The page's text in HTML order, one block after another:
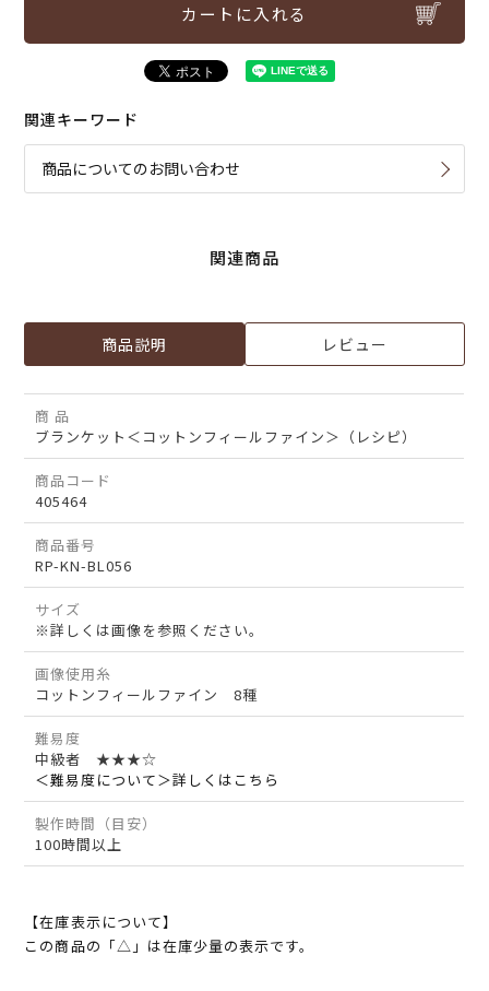
カートに入れる
関連キーワード
商品についてのお問い合わせ
関連商品
商品説明 レビュー
商 品
ブランケット＜コットンフィールファイン＞（レシピ）
商品コード
405464
商品番号
RP-KN-BL056
サイズ
※詳しくは画像を参照ください。
画像使用糸
コットンフィールファイン 8種
難易度
中級者 ★★★☆
＜難易度について＞詳しくはこちら
製作時間（目安）
100時間以上
【在庫表示について】
この商品の「△」は在庫少量の表示です。